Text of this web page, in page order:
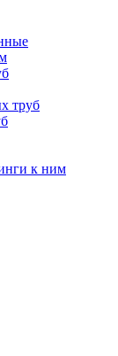
труб
к ним